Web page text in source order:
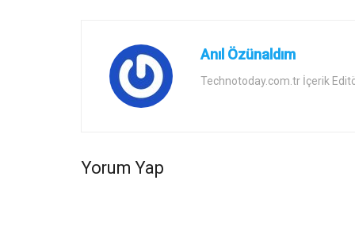
Anıl Özünaldım
Technotoday.com.tr İçerik
Yorum Yap